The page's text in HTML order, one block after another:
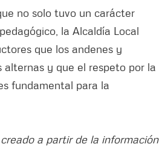
no solo tuvo un carácter
la Alcaldía Local
que los andenes y
alternas y que el respeto por la
fundamental para la
a partir de la información